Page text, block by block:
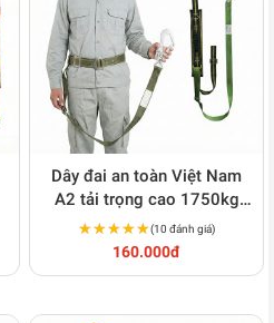
Dây đai an toàn Việt Nam
A2 tải trọng cao 1750kg
C101
★★★★★
★★★★★(10 đánh giá)
160.000đ